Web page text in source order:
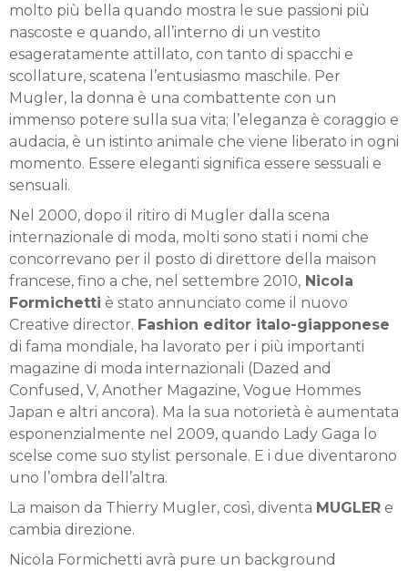
molto più bella quando mostra le sue passioni più
nascoste e quando, all’interno di un vestito
esageratamente attillato, con tanto di spacchi e
scollature, scatena l’entusiasmo maschile. Per
Mugler, la donna è una combattente con un
immenso potere sulla sua vita; l’eleganza è coraggio e
audacia, è un istinto animale che viene liberato in ogni
momento. Essere eleganti significa essere sessuali e
sensuali.
Nel 2000, dopo il ritiro di Mugler dalla scena
internazionale di moda, molti sono stati i nomi che
concorrevano per il posto di direttore della maison
francese, fino a che, nel settembre 2010, Nicola
Formichetti è stato annunciato come il nuovo
Creative director. Fashion editor italo-giapponese
di fama mondiale, ha lavorato per i più importanti
magazine di moda internazionali (Dazed and
Confused, V, Another Magazine, Vogue Hommes
Japan e altri ancora). Ma la sua notorietà è aumentata
esponenzialmente nel 2009, quando Lady Gaga lo
scelse come suo stylist personale. E i due diventarono
uno l’ombra dell’altra.
La maison da Thierry Mugler, così, diventa MUGLER e
cambia direzione.
Nicola Formichetti avrà pure un background